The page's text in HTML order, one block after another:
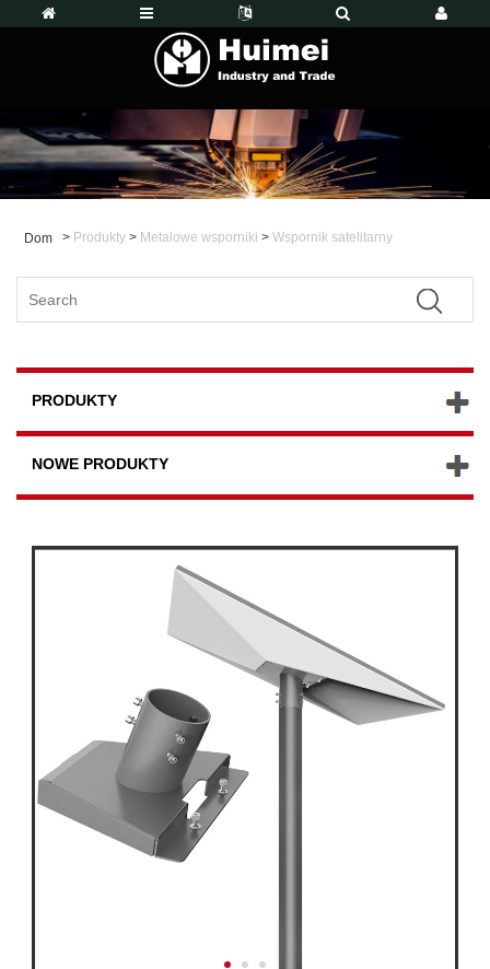
Dom > Produkty > Metalowe wsporniki > Wspornik satelitarny
PRODUKTY
NOWE PRODUKTY